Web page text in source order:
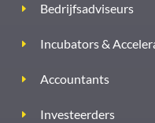
Bedrijfsadviseurs
Incubators &
Accountants
Investeerders